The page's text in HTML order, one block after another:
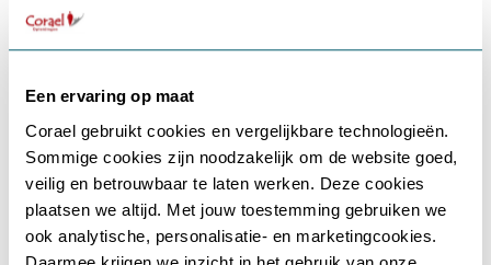
Een ervaring op maat
Corael gebruikt cookies en vergelijkbare technologieën.
Sommige cookies zijn noodzakelijk om de website goed,
veilig en betrouwbaar te laten werken. Deze cookies
plaatsen we altijd. Met jouw toestemming gebruiken we
ook analytische, personalisatie- en marketingcookies.
Blog van Patrick: Wat is hier niet in orde?
Blog van Patrick: Als je verstand je gevoel wil verklaren
Blog van Patrick: Wees mild, altijd!
rondom Herbeslissingsaanbod
Recent Comments
Geen reacties om weer te geven.